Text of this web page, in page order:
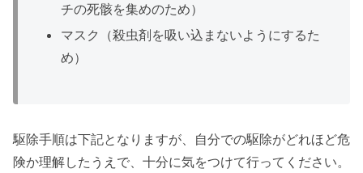
チの死骸を集めのため）
マスク（殺虫剤を吸い込まないようにするた
め）
駆除手順は下記となりますが、自分での駆除がどれほど危
険か理解したうえで、十分に気をつけて行ってください。